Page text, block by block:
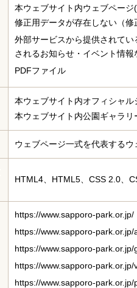
本ウェブサイト内ウェブペー
修正用データが存在しない（
外部サービスから提供されて
されるお知らせ・イベント情報
PDFファイル
本ウェブサイト内オフィシャ
本ウェブサイト内公園ギャラリ
ウェブページ一式を代表する
HTML4、HTML5、CSS 2.0、
https://www.sapporo-park.or.jp/
https://www.sapporo-park.or.jp/
https://www.sapporo-park.or.jp/
https://www.sapporo-park.or.jp/
https://www.sapporo-park.or.jp/